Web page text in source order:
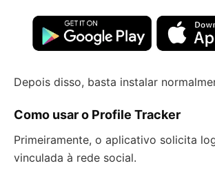
Depois disso, basta instalar
Como usar o Profile Tracker
Primeiramente, o aplicativo solicita
vinculada à rede social.